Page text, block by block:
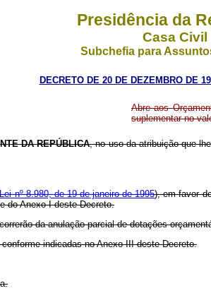
Presidência da
Casa Civil
Subchefia para
DECRETO DE 20 DE DEZEMBRO DE
Abre aos
suplementar no
DA REPÚBLICA, no uso da atribuição que
Lei nº 8.980, de 19 de janeiro de 1995), em favor
do Anexo I deste Decreto.
da anulação parcial de dotações
indicadas no Anexo III deste Decreto.